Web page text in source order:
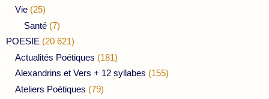
Vie (25)
Santé (7)
POESIE (20 621)
Actualités Poétiques (181)
Alexandrins et Vers + 12 syllabes (155)
Ateliers Poétiques (79)